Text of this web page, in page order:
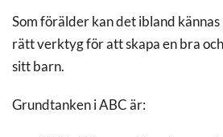
Som förälder kan det ibland
rätt verktyg för att skapa en bra
sitt barn.
Grundtanken i ABC är: